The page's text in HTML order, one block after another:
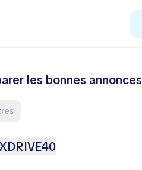
les bonnes annonces